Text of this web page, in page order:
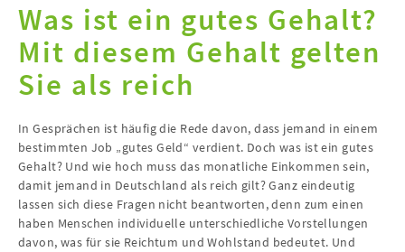
Was ist ein gutes Gehalt?
Mit diesem Gehalt gelten
Sie als reich
In Gesprächen ist häufig die Rede davon, dass jemand in einem
bestimmten Job „gutes Geld“ verdient. Doch was ist ein gutes
Gehalt? Und wie hoch muss das monatliche Einkommen sein,
damit jemand in Deutschland als reich gilt? Ganz eindeutig
lassen sich diese Fragen nicht beantworten, denn zum einen
haben Menschen individuelle unterschiedliche Vorstellungen
davon, was für sie Reichtum und Wohlstand bedeutet. Und